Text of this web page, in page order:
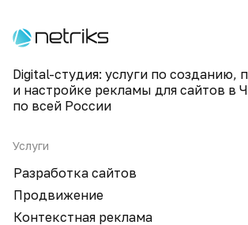
Digital-студия: услуги по
и настройке рекламы для сайтов в
по всей России
Услуги
Разработка сайтов
Продвижение
Контекстная реклама